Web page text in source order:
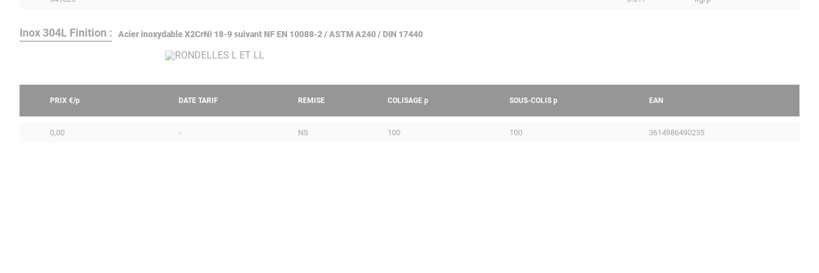
Inox 304L Finition : Acier inoxydable X2CrNi 18-9 suivant NF EN 10088-2 / ASTM A240 / DIN 17440
PRIX €/p DATE TARIF REMISE COLISAGE p SOUS-COLIS p EAN
0,00 - NS 100 100 3614986490235